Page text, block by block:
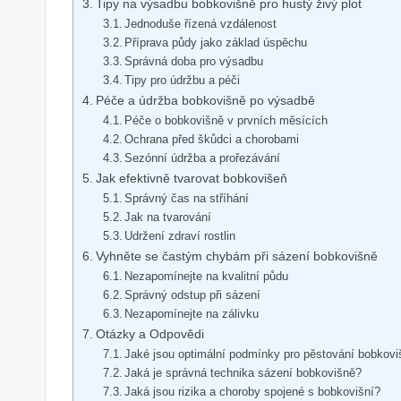
Tipy na výsadbu bobkovišně pro hustý živý plot
Jednoduše řízená vzdálenost
Příprava půdy jako základ úspěchu
Správná doba pro výsadbu
Tipy pro údržbu a péči
Péče a údržba bobkovišně po výsadbě
Péče o bobkovišně v prvních měsících
Ochrana před škůdci a chorobami
Sezónní údržba a prořezávání
Jak efektivně tvarovat bobkovišeň
Správný čas na stříhání
Jak na tvarování
Udržení zdraví rostlin
Vyhněte se častým chybám při sázení bobkovišně
Nezapomínejte na kvalitní půdu
Správný odstup při sázení
Nezapomínejte na zálivku
Otázky a Odpovědi
Jaké jsou optimální podmínky pro pěstování
Jaká je správná technika sázení bobkovišně?
Jaká jsou rizika a choroby spojené s bobkovišní?